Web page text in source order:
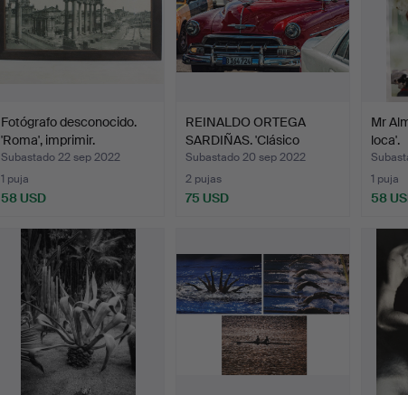
Fotógrafo desconocido.
'Roma', imprimir.
Subastado 22 sep 2022
1 puja
58 USD
REINALDO ORTEGA
SARDIÑAS. 'Clásico
Defasio…
Subastado 20 sep 2022
2 pujas
75 USD
Mr
loca'.
1 puja
58